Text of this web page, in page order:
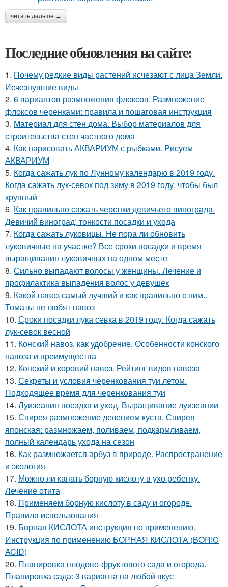
читать дальше →
Последние обновления на сайте:
1. Почему редкие виды растений исчезают с лица Земли.
Исчезнувшие виды
2. 6 вариантов размножения флоксов. Размножение
флоксов черенками: правила и пошаговая инструкция
3. Материал для стен дома. Выбор материалов для
строительства стен частного дома
4. Как нарисовать АКВАРИУМ с рыбками. Рисуем
АКВАРИУМ
5. Когда сажать лук по Лунному календарю в 2019 году.
Когда сажать лук-севок под зиму в 2019 году, чтобы был
крупный
6. Как правильно сажать черенки девичьего винограда.
Девичий виноград: тонкости посадки и ухода
7. Когда сажать луковицы. Не пора ли обновить
луковичные на участке? Все сроки посадки и время
выращивания луковичных на одном месте
8. Сильно выпадают волосы у женщины. Лечение и
профилактика выпадения волос у девушек
9. Какой навоз самый лучший и как правильно с ним..
Томаты не любят навоз
10. Сроки посадки лука севка в 2019 году. Когда сажать
лук-севок весной
11. Конский навоз, как удобрение. Особенности конского
навоза и преимущества
12. Конский и коровий навоз. Рейтинг видов навоза
13. Секреты и условия черенкования туи летом.
Подходящее время для черенкования туи
14. Луизеания посадка и уход. Выращивание луизеании
15. Спирея размножение делением куста. Спирея
японская: размножаем, поливаем, подкармливаем,
полный календарь ухода на сезон
16. Как размножается арбуз в природе. Распространение
и экология
17. Можно ли капать борную кислоту в ухо ребенку.
Лечение отита
18. Применяем борную кислоту в саду и огороде.
Правила использования
19. Борная КИСЛОТА инструкция по применению.
Инструкция по применению БОРНАЯ КИСЛОТА (BORIC
ACID)
20. Планировка плодово-фруктового сада и огорода.
Планировка сада: 3 варианта на любой вкус